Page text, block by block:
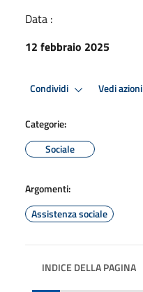
Data :
12 febbraio 2025
Condividi Vedi azioni
Categorie:
Sociale
Argomenti:
Assistenza sociale
INDICE DELLA PAGINA